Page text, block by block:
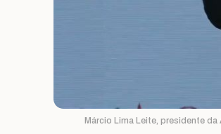
Márcio Lima Leite, presidente